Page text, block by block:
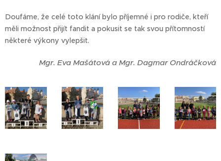
Doufáme, že celé toto klání bylo příjemné i pro rodiče, kteří
měli možnost přijít fandit a pokusit se tak svou přítomností
některé výkony vylepšit.
Mgr. Eva Mašátová a Mgr. Dagmar Ondráčková